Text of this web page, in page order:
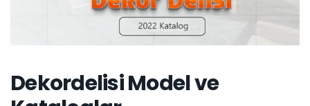
Dekordelisi Model ve